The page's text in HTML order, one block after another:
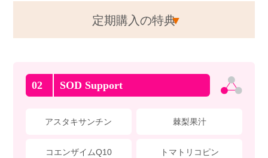
定期購入の特典
02 SOD Support
アスタキサンチン 棘梨果汁
コエンザイムQ10 トマトリコピン